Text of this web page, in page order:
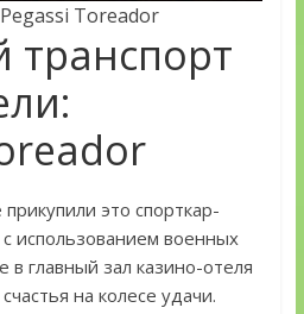
Toreador
транспорт
это спорткар-
использованием военных
в главный зал казино-отеля
на колесе удачи.